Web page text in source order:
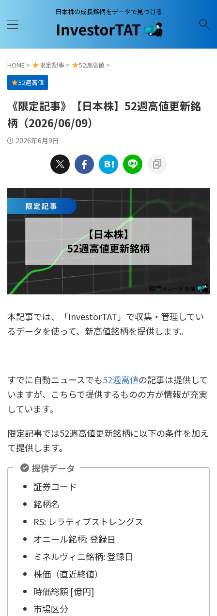
日本株の成長銘柄をデータで見つける
HOME > 限定記事 > 52週高値 >
52週高値
《限定記事》【日本株】52週高値更新銘
柄（2026/06/09）
2026年6月9日
本記事では、「InvestorTAT」で収集・管理してい
るデータを使って、新高値銘柄を提供します。
すでに自動ニュースでも52週高値の記事は提供して
いますが、こちらで提供するものの方が情報が充実
しています。
限定記事では52週高値更新銘柄に以下の条件を加え
て提供します。
提供データ
証券コード
銘柄名
RS: レラティブストレングス
オニール銘柄: 登録日
ミネルヴィニ銘柄: 登録日
株価（直近終値）
時価総額 [億円]
市場区分